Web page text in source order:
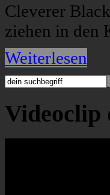
Cleverer
ziehen in den
Weiterlesen
Videoclip